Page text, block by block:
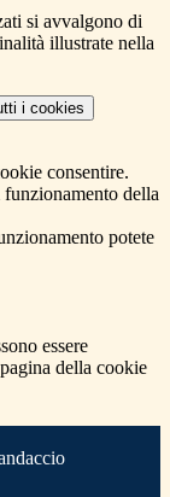
si avvalgono di
illustrate nella
i cookies
consentire.
della
potete
essere
della cookie